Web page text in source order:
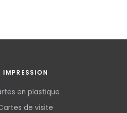
IMPRESSION
en plastique
de visite